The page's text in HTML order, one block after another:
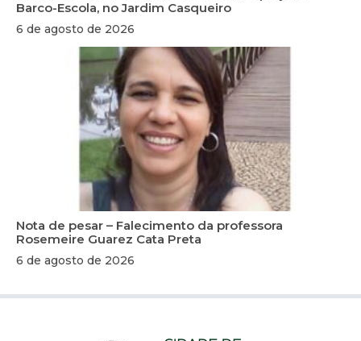
Barco-Escola, no Jardim Casqueiro
6 de agosto de 2026
Nota de pesar – Falecimento da professora
Rosemeire Guarez Cata Preta
6 de agosto de 2026